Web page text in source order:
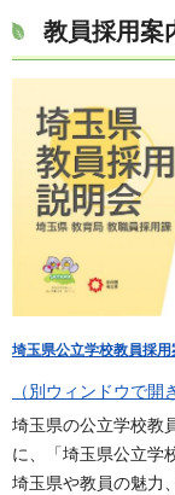
教員採用案
埼玉県公立学校教員採用
（別ウィンドウで開
埼玉県の公立学校教
に、「埼玉県公立学
埼玉県や教員の魅力